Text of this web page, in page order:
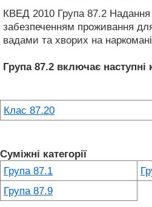
КВЕД 2010 Група 87.2 Надання
забезпеченням проживання
вадами та хворих на
Група 87.2 включає наступні
Клас 87.20
Суміжні категорії
Група 87.1
Група 87.9